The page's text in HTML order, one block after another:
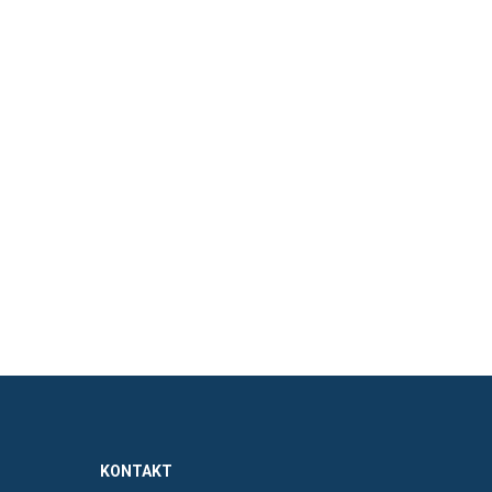
KONTAKT